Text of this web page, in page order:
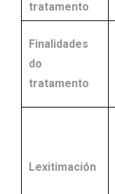
tratamento
Finalidades
do
tratamento
Lexitimación